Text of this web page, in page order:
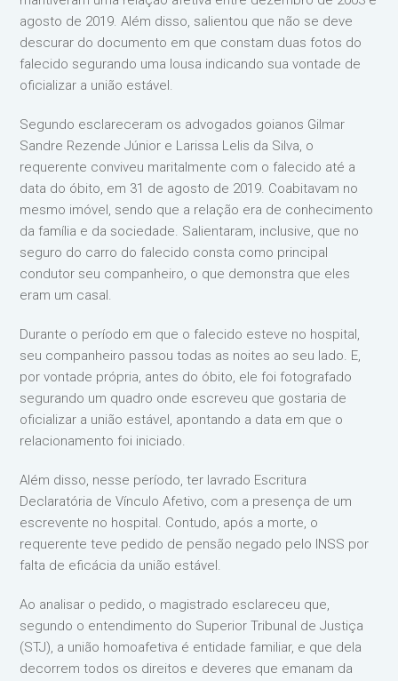
agosto de 2019. Além disso, salientou que não se deve
descurar do documento em que constam duas fotos do
falecido segurando uma lousa indicando sua vontade de
oficializar a união estável.
Segundo esclareceram os advogados goianos Gilmar
Sandre Rezende Júnior e Larissa Lelis da Silva, o
requerente conviveu maritalmente com o falecido até a
data do óbito, em 31 de agosto de 2019. Coabitavam no
mesmo imóvel, sendo que a relação era de conhecimento
da família e da sociedade. Salientaram, inclusive, que no
seguro do carro do falecido consta como principal
condutor seu companheiro, o que demonstra que eles
eram um casal.
Durante o período em que o falecido esteve no hospital,
seu companheiro passou todas as noites ao seu lado. E,
por vontade própria, antes do óbito, ele foi fotografado
segurando um quadro onde escreveu que gostaria de
oficializar a união estável, apontando a data em que o
relacionamento foi iniciado.
Além disso, nesse período, ter lavrado Escritura
Declaratória de Vínculo Afetivo, com a presença de um
escrevente no hospital. Contudo, após a morte, o
requerente teve pedido de pensão negado pelo INSS por
falta de eficácia da união estável.
Ao analisar o pedido, o magistrado esclareceu que,
segundo o entendimento do Superior Tribunal de Justiça
(STJ), a união homoafetiva é entidade familiar, e que dela
decorrem todos os direitos e deveres que emanam da